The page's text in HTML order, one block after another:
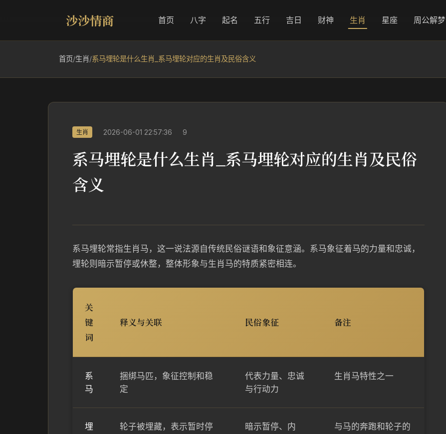
沙沙情商 首页 八字 起名 五行 吉日 财神 生肖 星座 周公解梦
首页/生肖/系马埋轮是什么生肖_系马埋轮对应的生肖及民俗含义
生肖 2026-06-01 22:57:36 9
系马埋轮是什么生肖_系马埋轮对应的生肖及民俗
含义
系马埋轮常指生肖马，这一说法源自传统民俗谜语和象征意涵。系马象征着马的力量和忠诚，
埋轮则暗示暂停或休整，整体形象与生肖马的特质紧密相连。
关
键
词
释义与关联 民俗象征 备注
系
马
捆绑马匹，象征控制和稳
定
代表力量、忠诚
与行动力
生肖马特性之一
埋
轮子被埋藏，表示暂时停
暗示暂停、内
与马的奔跑和轮子的